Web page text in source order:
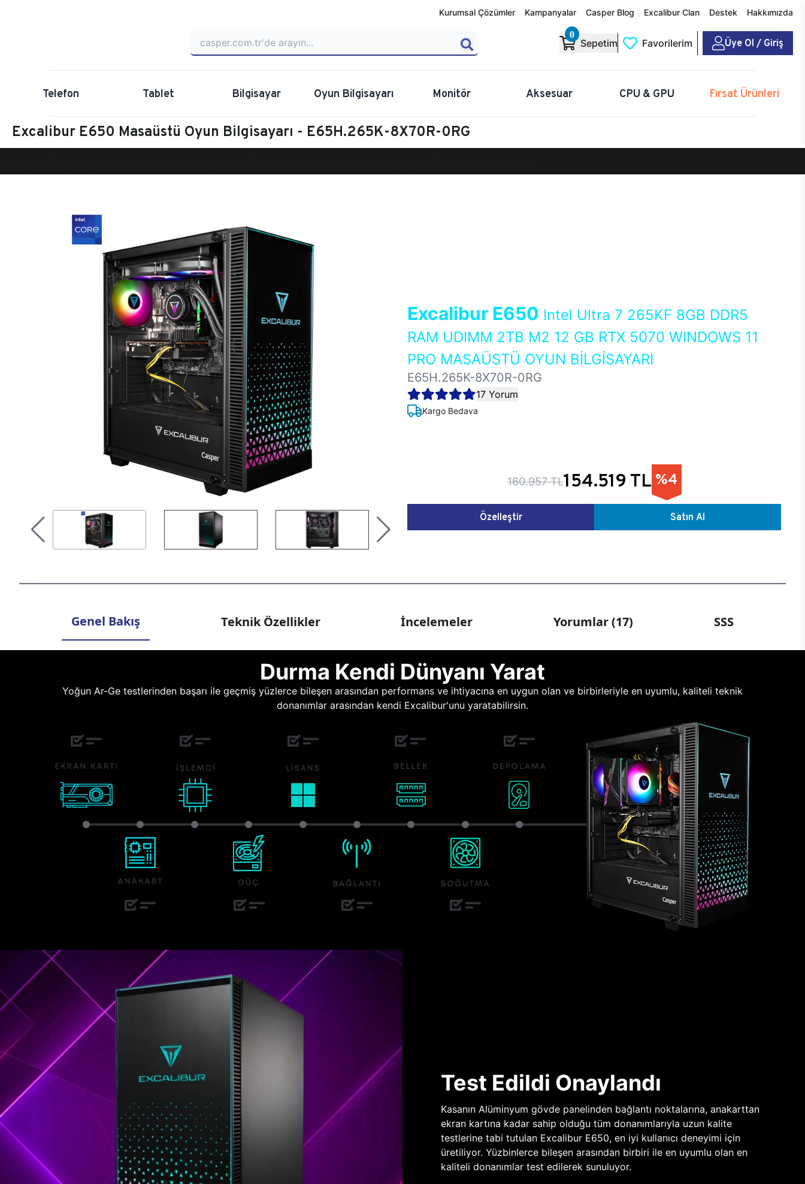
Kurumsal Çözümler Kampanyalar Casper Blog Excalibur Clan Destek Hakkımızda
0
Sepetim Favorilerim Üye Ol / Giriş
Telefon Tablet Bilgisayar Oyun Bilgisayarı Monitör Aksesuar CPU & GPU Fırsat Ürünleri
Excalibur E650 Masaüstü Oyun Bilgisayarı - E65H.265K-8X70R-0RG
Excalibur E650 Intel Ultra 7 265KF 8GB DDR5
RAM UDIMM 2TB M2 12 GB RTX 5070 WINDOWS 11
PRO MASAÜSTÜ OYUN BİLGİSAYARI
E65H.265K-8X70R-0RG
17 Yorum
Kargo Bedava
160.957 TL154.519 TL %4
Özelleştir Satın Al
Genel Bakış Teknik Özellikler İncelemeler Yorumlar (17) SSS
Durma Kendi Dünyanı Yarat
Yoğun Ar-Ge testlerinden başarı ile geçmiş yüzlerce bileşen arasından performans ve ihtiyacına en uygun olan ve birbirleriyle en uyumlu, kaliteli teknik
donanımlar arasından kendi Excalibur'unu yaratabilirsin.
Test Edildi Onaylandı
Kasanın Alüminyum gövde panelinden bağlantı noktalarına, anakarttan
ekran kartına kadar sahip olduğu tüm donanımlarıyla uzun kalite
testlerine tabi tutulan Excalibur E650, en iyi kullanıcı deneyimi için
üretiliyor. Yüzbinlerce bileşen arasından birbiri ile en uyumlu olan en
kaliteli donanımlar test edilerek sunuluyor.